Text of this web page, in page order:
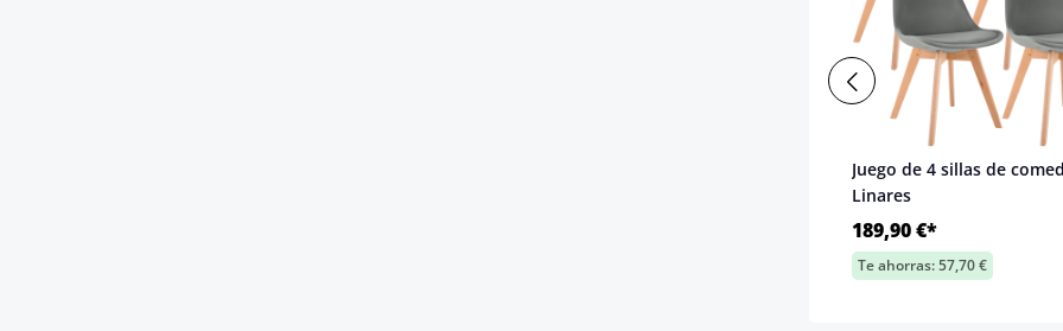
Juego de 4 sillas de
Linares
189,90 €*
Te ahorras: 57,70 €